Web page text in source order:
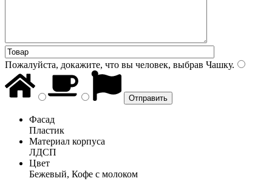
Пожалуйста, докажите, что вы человек, выбрав Чашку.
Фасад
Пластик
Материал корпуса
ЛДСП
Цвет
Бежевый, Кофе с молоком